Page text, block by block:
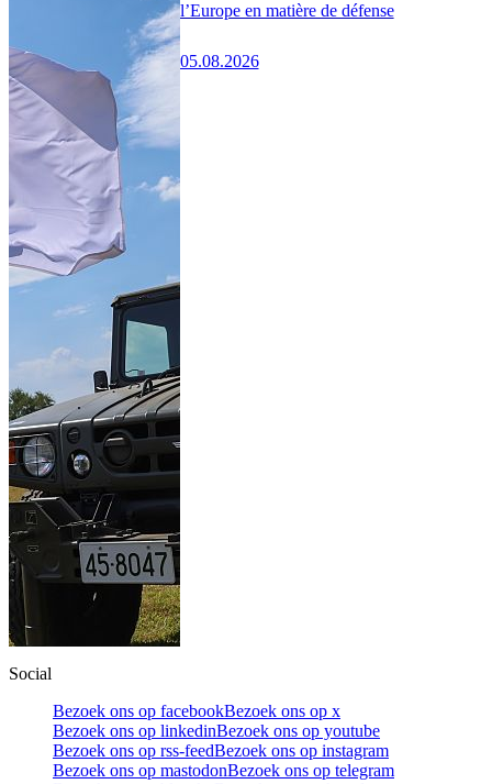
l’Europe en matière de défense
05.08.2026
Social
Bezoek ons op facebookBezoek ons op x
Bezoek ons op linkedinBezoek ons op youtube
Bezoek ons op rss-feedBezoek ons op instagram
Bezoek ons op mastodonBezoek ons op telegram